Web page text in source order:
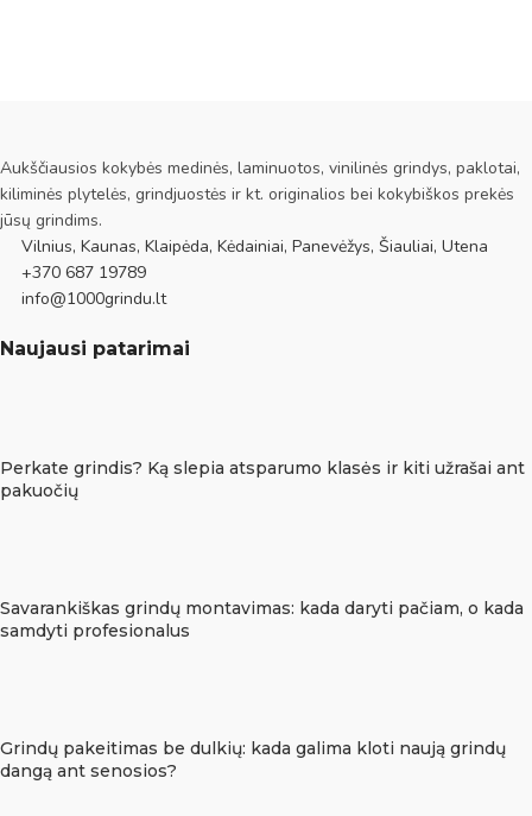
Aukščiausios kokybės medinės, laminuotos, vinilinės grindys, paklotai,
kiliminės plytelės, grindjuostės ir kt. originalios bei kokybiškos prekės
jūsų grindims.
Vilnius, Kaunas, Klaipėda, Kėdainiai, Panevėžys, Šiauliai, Utena
+370 687 19789
info@1000grindu.lt
Naujausi patarimai
Perkate grindis? Ką slepia atsparumo klasės ir kiti užrašai ant
pakuočių
Savarankiškas grindų montavimas: kada daryti pačiam, o kada
samdyti profesionalus
Grindų pakeitimas be dulkių: kada galima kloti naują grindų
dangą ant senosios?